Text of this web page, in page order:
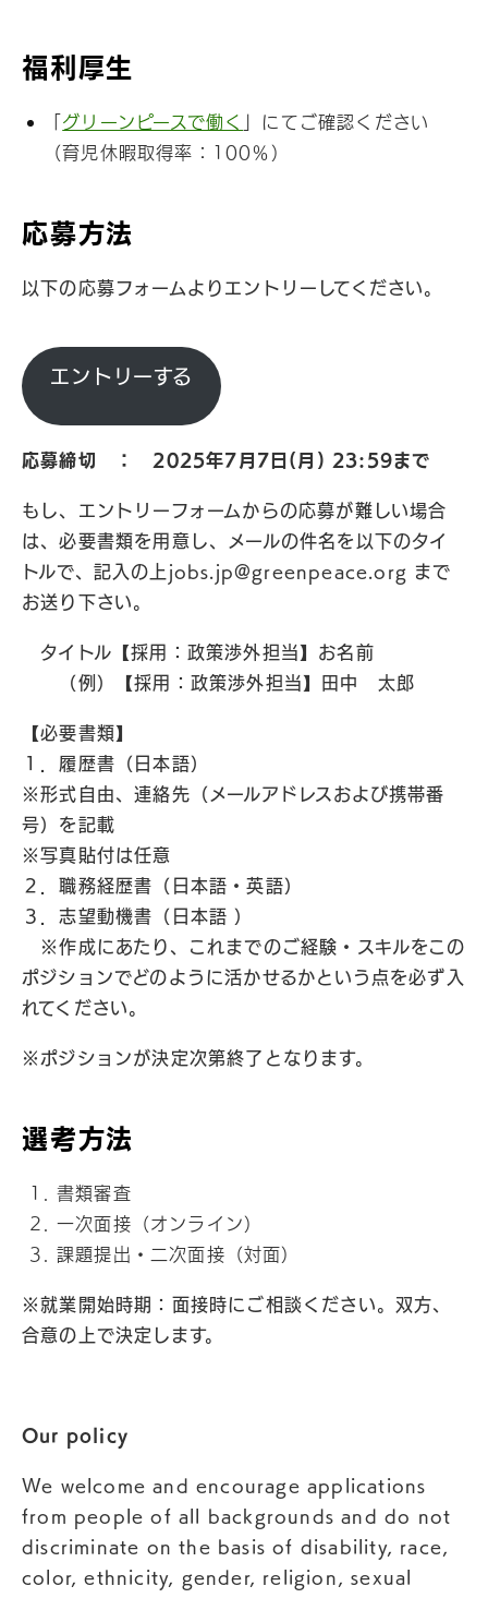
福利厚生
グリーンピースで働く
」にてご確認ください
（育児休暇取得率：100％）
応募方法
以下の応募フォームよりエントリーしてください。
エントリーする
応募締切 ： 2025年7月7日(月) 23:59まで
もし、エントリーフォームからの応募が難しい場合
は、必要書類を用意し、メールの件名を以下のタイ
トルで、記入の上 jobs.jp@greenpeace.org まで
お送り下さい。
タイトル【採用：政策渉外担当】お名前
（例）【採用：政策渉外担当】田中 太郎
【必要書類】
１．履歴書（日本語）
※形式自由、連絡先（メールアドレスおよび携帯番
号）を記載
※写真貼付は任意
２．職務経歴書（日本語・英語）
３．志望動機書（日本語 ）
※作成にあたり、これまでのご経験・スキルをこの
ポジションでどのように活かせるかという点を必ず入
れてください。
※ポジションが決定次第終了となります。
選考方法
書類審査
一次面接（オンライン）
課題提出・二次面接（対面）
※就業開始時期：面接時にご相談ください。双方、
合意の上で決定します。
Our policy
We welcome and encourage applications
from people of all backgrounds and do not
discriminate on the basis of disability, race,
color, ethnicity, gender, religion, sexual